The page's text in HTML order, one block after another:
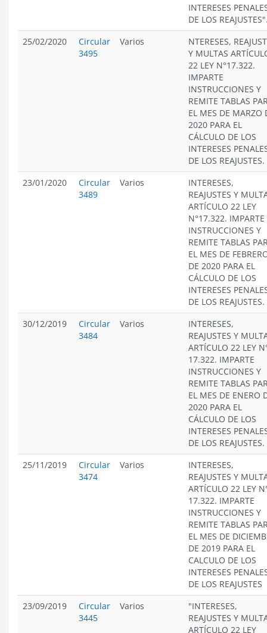
INTERESES
DE LOS
25/02/2020
Circular
3495
Varios
NTERESES,
Y MULTAS
22 LEY N°17.322.
IMPARTE
INSTRUCCIONES Y
REMITE TABLAS
EL MES DE MARZO
2020 PARA EL
CÁLCULO DE LOS
INTERESES
DE LOS REAJUSTES.
23/01/2020
Circular
3489
Varios
INTERESES,
REAJUSTES Y
ARTÍCULO 22 LEY
N°17.322. IMPARTE
INSTRUCCIONES Y
REMITE TABLAS
EL MES DE
DE 2020 PARA EL
CÁLCULO DE LOS
INTERESES
DE LOS REAJUSTES.
30/12/2019
Circular
3484
Varios
INTERESES,
REAJUSTES Y
ARTÍCULO 22 LEY
17.322. IMPARTE
INSTRUCCIONES Y
REMITE TABLAS
EL MES DE ENERO
2020 PARA EL
CÁLCULO DE LOS
INTERESES
DE LOS REAJUSTES.
25/11/2019
Circular
3474
Varios
INTERESES,
REAJUSTES Y
ARTÍCULO 22 LEY
17.322. IMPARTE
INSTRUCCIONES Y
REMITE TABLAS
EL MES DE
DE 2019 PARA EL
CALCULO DE LOS
INTERESES
DE LOS REAJUSTES
23/09/2019
Circular
3445
Varios
"INTERESES,
REAJUSTES Y
ARTÍCULO 22 LEY